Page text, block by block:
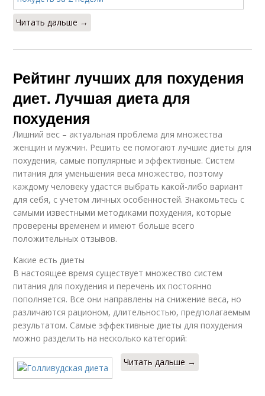
Читать дальше →
Рейтинг лучших для похудения
диет. Лучшая диета для
похудения
Лишний вес – актуальная проблема для множества
женщин и мужчин. Решить ее помогают лучшие диеты для
похудения, самые популярные и эффективные. Систем
питания для уменьшения веса множество, поэтому
каждому человеку удастся выбрать какой-либо вариант
для себя, с учетом личных особенностей. Знакомьтесь с
самыми известными методиками похудения, которые
проверены временем и имеют больше всего
положительных отзывов.
Какие есть диеты
В настоящее время существует множество систем
питания для похудения и перечень их постоянно
пополняется. Все они направлены на снижение веса, но
различаются рационом, длительностью, предполагаемым
результатом. Самые эффективные диеты для похудения
можно разделить на несколько категорий:
Читать дальше →